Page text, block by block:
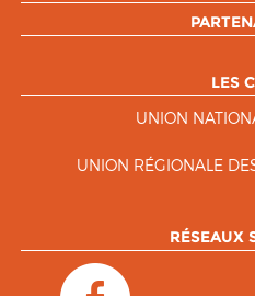
LES
UNION
UNION RÉGIONALE
RÉSEAUX